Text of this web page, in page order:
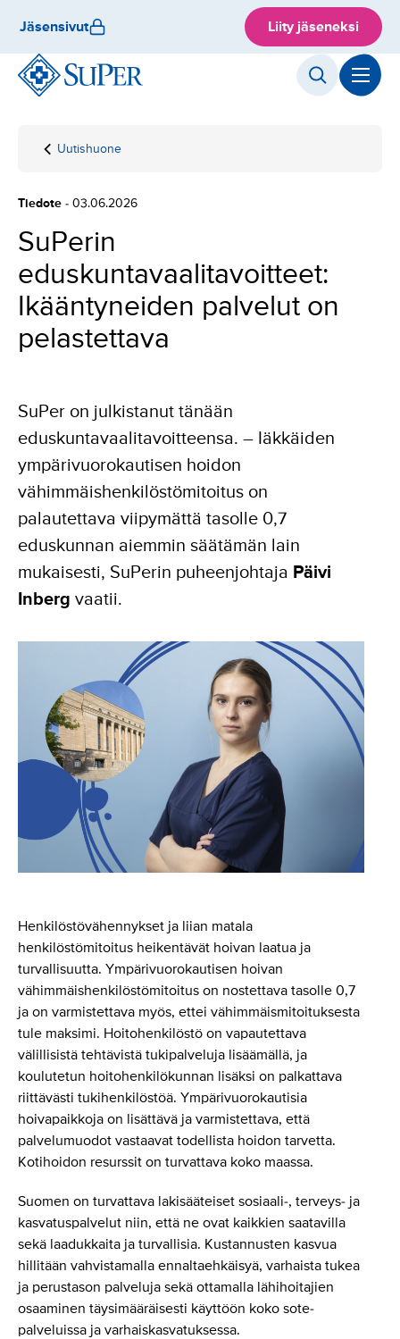
sisältöön
Jäsensivut Liity jäseneksi
Etusivu
Uutishuone
SuPerin
on pelastettava
Tiedote - 03.06.2026
SuPerin
eduskuntavaalitavoitteet:
Ikääntyneiden palvelut on
pelastettava
SuPer on julkistanut tänään
eduskuntavaalitavoitteensa. – Iäkkäiden
ympärivuorokautisen hoidon
vähimmäishenkilöstömitoitus on
palautettava viipymättä tasolle 0,7
eduskunnan aiemmin säätämän lain
mukaisesti, SuPerin puheenjohtaja Päivi
Inberg vaatii.
Henkilöstövähennykset ja liian matala
henkilöstömitoitus heikentävät hoivan laatua ja
turvallisuutta. Ympärivuorokautisen hoivan
vähimmäishenkilöstömitoitus on nostettava tasolle 0,7
ja on varmistettava myös, ettei vähimmäismitoituksesta
tule maksimi. Hoitohenkilöstö on vapautettava
välillisistä tehtävistä tukipalveluja lisäämällä, ja
koulutetun hoitohenkilökunnan lisäksi on palkattava
riittävästi tukihenkilöstöä. Ympärivuorokautisia
hoivapaikkoja on lisättävä ja varmistettava, että
palvelumuodot vastaavat todellista hoidon tarvetta.
Kotihoidon resurssit on turvattava koko maassa.
Suomen on turvattava lakisääteiset sosiaali-, terveys- ja
kasvatuspalvelut niin, että ne ovat kaikkien saatavilla
sekä laadukkaita ja turvallisia. Kustannusten kasvua
hillitään vahvistamalla ennaltaehkäisyä, varhaista tukea
ja perustason palveluja sekä ottamalla lähihoitajien
osaaminen täysimääräisesti käyttöön koko sote-
palveluissa ja varhaiskasvatuksessa.